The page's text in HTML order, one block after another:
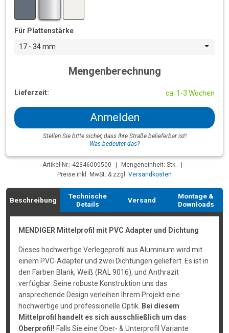
Für Plattenstärke
17 - 34 mm
Mengenberechnung
Lieferzeit: ca. 1-3 Wochen
Anmelden
Stellen Sie bitte sicher, dass Ihre Straße belieferbar ist!
Was bedeutet das?
Artikel-Nr.: 42346000500 | Mengeneinheit: Stk.
|
Preise inkl. MwSt. & zzgl. Versandkosten
Beschreibung
Technische
Details
Versand
Montage &
Downloads
MENDIGER Mittelprofil mit PVC Adapter und Dichtung
Dieses hochwertige Verlegeprofil aus Aluminium wird mit
einem PVC-Adapter und zwei Dichtungen geliefert. Es ist in
den Farben Blank, Weiß (RAL 9016), und Anthrazit
verfügbar. Seine robuste Konstruktion uns das
ansprechende Design verleihen Ihrem Projekt eine
hochwertige und professionelle Optik. Bei diesem
Mittelprofil handelt es sich ausschließlich um das
Oberprofil! Falls Sie eine Ober- & Unterprofil Variante